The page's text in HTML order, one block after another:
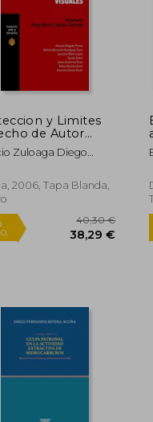
5%
y Limites
de Autor
Visuales
Zuloaga Diego
2006, Tapa Blanda,